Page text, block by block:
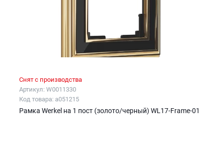
Снят с производства
Артикул: W0011330
Код товара: a051215
Рамка Werkel на 1 пост (золото/черный) WL17-Frame-01